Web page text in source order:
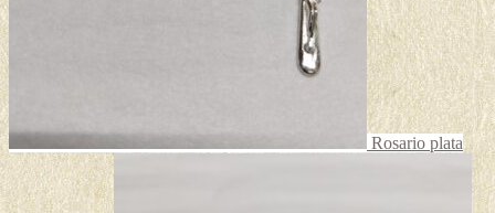
Rosario plata